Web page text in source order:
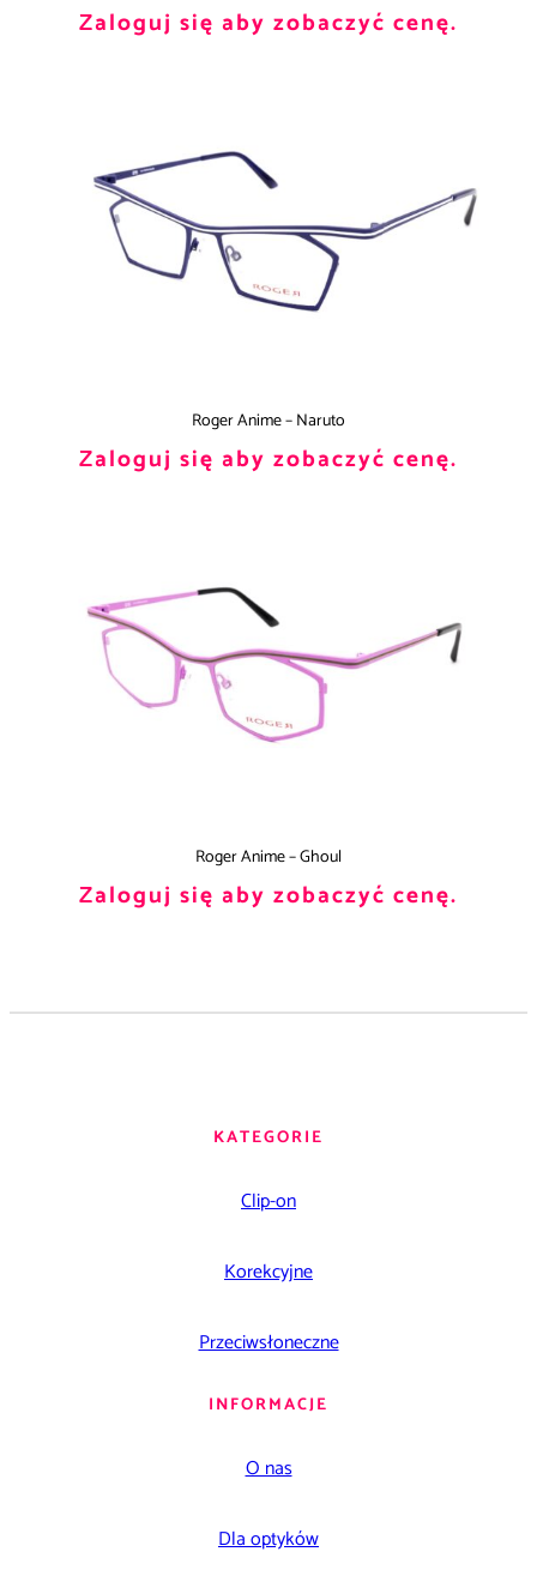
Zaloguj się aby zobaczyć cenę.
Roger Anime – Naruto
Zaloguj się aby zobaczyć cenę.
Roger Anime – Ghoul
Zaloguj się aby zobaczyć cenę.
KATEGORIE
Clip-on
Korekcyjne
Przeciwsłoneczne
INFORMACJE
O nas
Dla optyków